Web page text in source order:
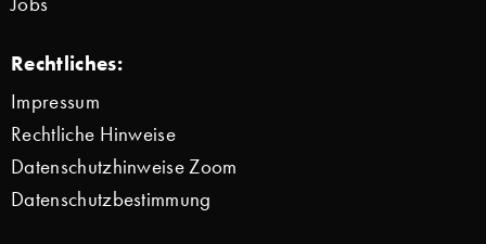
Rechtliches:
Impressum
Rechtliche Hinweise
Datenschutzhinweise Zoom
Datenschutzbestimmung